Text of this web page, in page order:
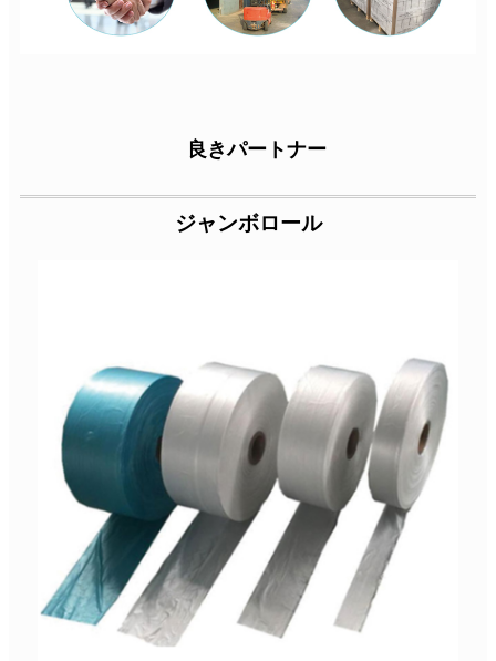
良きパートナー
ジャンボロール